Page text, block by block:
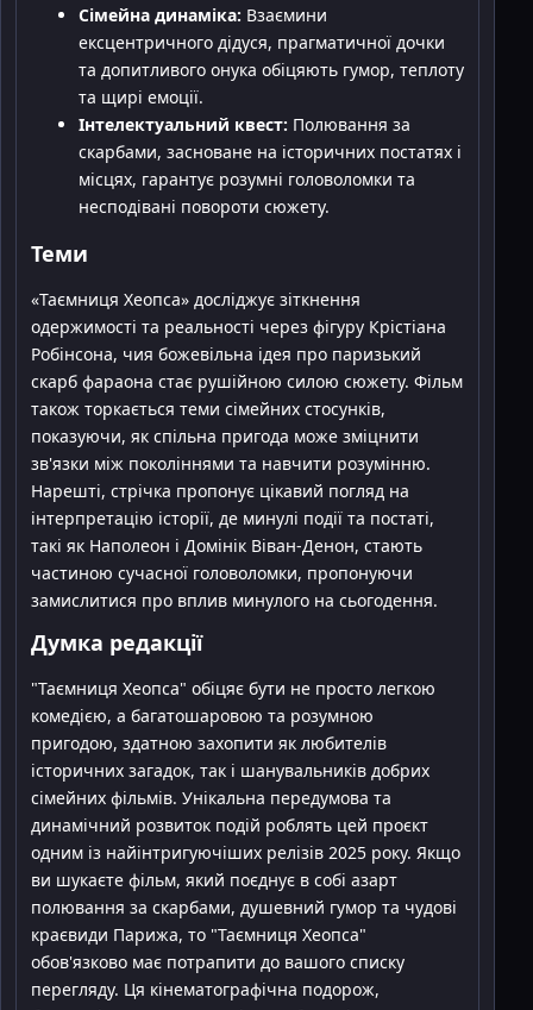
Сімейна динаміка: Взаємини
ексцентричного дідуся, прагматичної дочки
та допитливого онука обіцяють гумор, теплоту
та щирі емоції.
Інтелектуальний квест: Полювання за
скарбами, засноване на історичних постатях і
місцях, гарантує розумні головоломки та
несподівані повороти сюжету.
Теми
«Таємниця Хеопса» досліджує зіткнення
одержимості та реальності через фігуру Крістіана
Робінсона, чия божевільна ідея про паризький
скарб фараона стає рушійною силою сюжету. Фільм
також торкається теми сімейних стосунків,
показуючи, як спільна пригода може зміцнити
зв'язки між поколіннями та навчити розумінню.
Нарешті, стрічка пропонує цікавий погляд на
інтерпретацію історії, де минулі події та постаті,
такі як Наполеон і Домінік Віван-Денон, стають
частиною сучасної головоломки, пропонуючи
замислитися про вплив минулого на сьогодення.
Думка редакції
"Таємниця Хеопса" обіцяє бути не просто легкою
комедією, а багатошаровою та розумною
пригодою, здатною захопити як любителів
історичних загадок, так і шанувальників добрих
сімейних фільмів. Унікальна передумова та
динамічний розвиток подій роблять цей проєкт
одним із найінтригуючіших релізів 2025 року. Якщо
ви шукаєте фільм, який поєднує в собі азарт
полювання за скарбами, душевний гумор та чудові
краєвиди Парижа, то "Таємниця Хеопса"
обов'язково має потрапити до вашого списку
перегляду. Ця кінематографічна подорож,